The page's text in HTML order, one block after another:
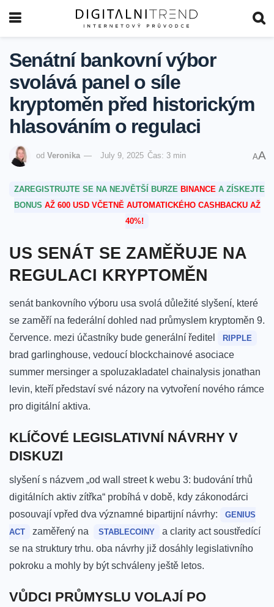
Senátní bankovní výbor
svolává panel o síle
kryptoměn před historickým
hlasováním o regulaci
od Veronika July 9, 2025 Čas: 3 min AA
ZAREGISTRUJTE SE NA NEJVĚTŠÍ BURZE BINANCE A ZÍSKEJTE
BONUS AŽ 600 USD VČETNĚ AUTOMATICKÉHO CASHBACKU AŽ
40%!
US SENÁT SE ZAMĚŘUJE NA
REGULACI KRYPTOMĚN
senát bankovního výboru usa svolá ‌důležité slyšení, které
se zaměří na federální dohled nad průmyslem kryptoměn 9.
července.​ mezi účastníky bude generální‍ ředitel
RIPPLE
⁤brad garlinghouse, vedoucí blockchainové asociace⁢
summer mersinger a spoluzakladatel chainalysis jonathan
levin, kteří představí své​ názory na vytvoření nového rámce
⁣pro digitální ‌aktiva.
KLÍČOVÉ⁢ LEGISLATIVNÍ NÁVRHY V
DISKUZI
slyšení s názvem „od wall street k⁢ webu 3: budování trhů
digitálních aktiv zítřka“ probíhá⁣ v době, kdy zákonodárci
posouvají⁣ vpřed dva významné bipartijní návrhy:
GENIUS
ACT
zaměřený na ‌ STABLECOINY
a⁤ clarity act ⁣soustředící
se na ⁣struktury⁣ trhu. oba návrhy již ​dosáhly legislativního
pokroku a mohly by⁣ být schváleny ještě letos.
VŮDCI PRŮMYSLU VOLAJÍ‍ PO